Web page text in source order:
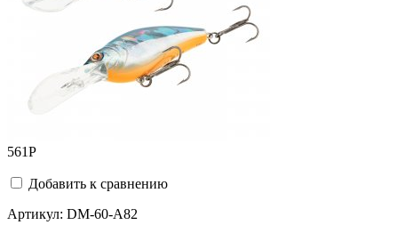
561Р
Добавить к сравнению
Артикул: DM-60-A82